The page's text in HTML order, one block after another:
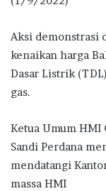
Aksi demonstrasi
kenaikan harga
Dasar Listrik
gas.
Ketua Umum HMI
Sandi Perdana
mendatangi
massa HMI